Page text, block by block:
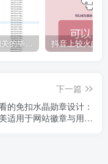
计算机专业相关的毕业设计论文合集免费下载
下一篇
的免扣水晶勋章设计：
适用于网站徽章与用户